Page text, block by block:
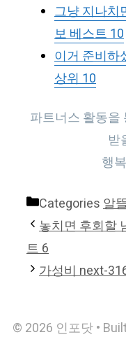
그냥 지나치
보 베스트 10
이거 준비하
상위 10
파트너스 활동을
받
행
Categories알
놓치면 후회할
트 6
가성비 next-
© 2026 인포닷•